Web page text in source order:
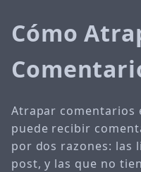
Cómo
Atrapar comentarios
puede recibir
por dos razones: las
post, y las que no